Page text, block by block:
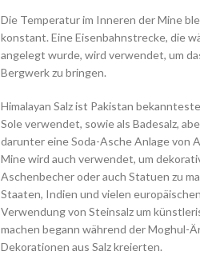
Die Temperatur im Inneren der Mine
konstant. Eine Eisenbahnstrecke, die
angelegt wurde, wird verwendet, um
Bergwerk zu bringen.
Himalayan Salz ist Pakistan
Sole verwendet, sowie als Badesalz,
darunter eine Soda-Asche Anlage von
Mine wird auch verwendet, um
Aschenbecher oder auch Statuen zu
Staaten, Indien und vielen
Verwendung von Steinsalz um
machen begann während der Moghul-
Dekorationen aus Salz kreierten.